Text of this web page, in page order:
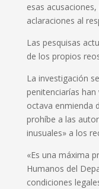
esas
aclaraciones al
Las pesquisas
de los propios
La investigación
penitenciarías
octava enmienda
prohíbe a las
inusuales» a los
«Es una máxima
Humanos del
condiciones